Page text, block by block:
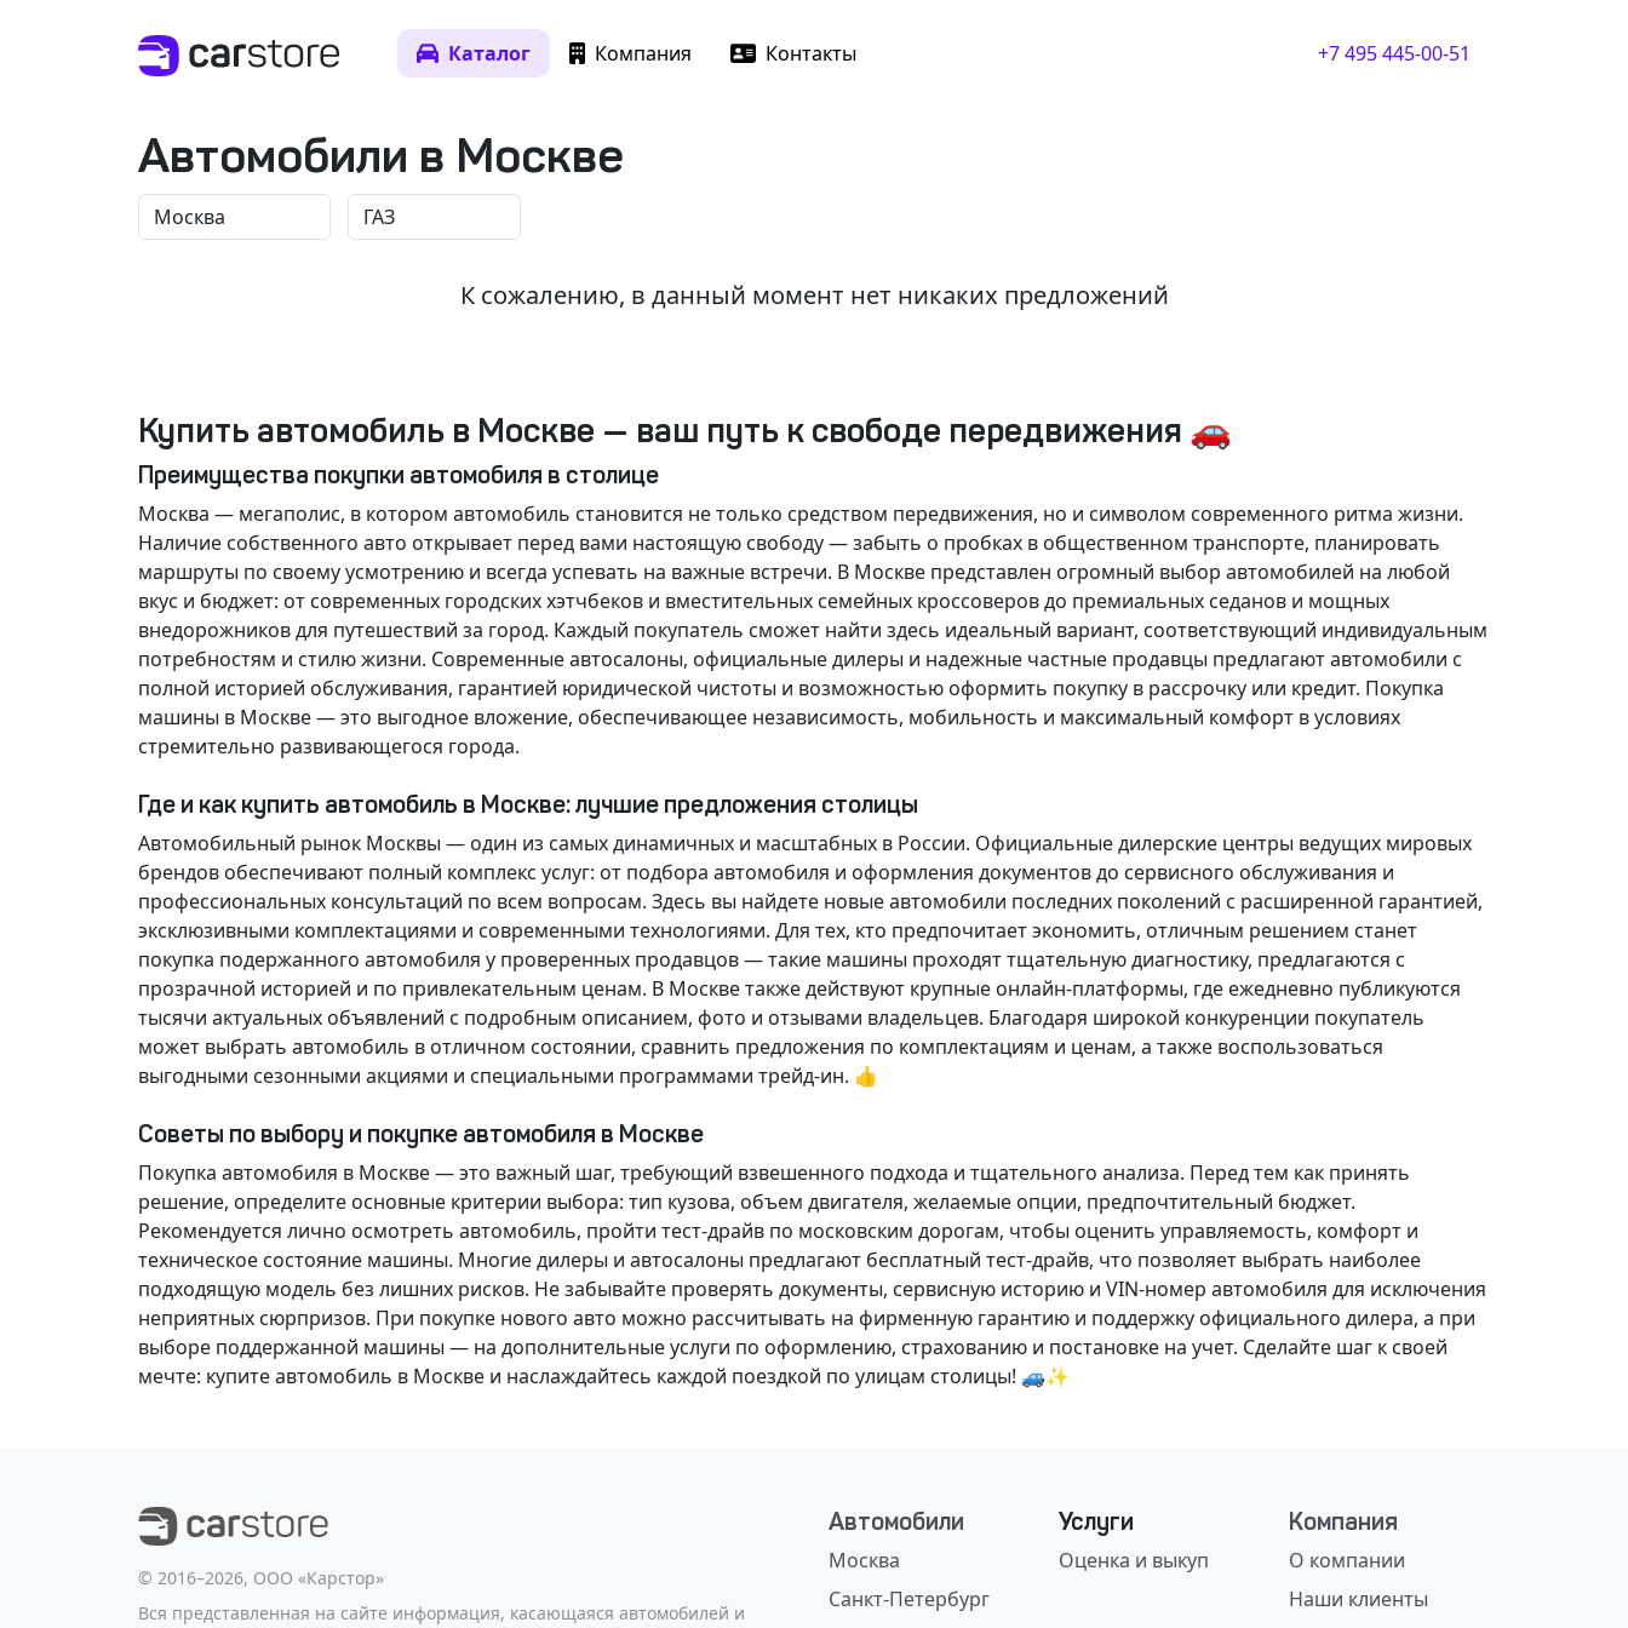
Каталог Компания Контакты +7 495 445-00-51
Автомобили в Москве
К сожалению, в данный момент нет никаких предложений
Купить автомобиль в Москве — ваш путь к свободе передвижения 🚗
Преимущества покупки автомобиля в столице
Москва — мегаполис, в котором автомобиль становится не только средством передвижения, но и символом современного ритма жизни.
Наличие собственного авто открывает перед вами настоящую свободу — забыть о пробках в общественном транспорте, планировать
маршруты по своему усмотрению и всегда успевать на важные встречи. В Москве представлен огромный выбор автомобилей на любой
вкус и бюджет: от современных городских хэтчбеков и вместительных семейных кроссоверов до премиальных седанов и мощных
внедорожников для путешествий за город. Каждый покупатель сможет найти здесь идеальный вариант, соответствующий индивидуальным
потребностям и стилю жизни. Современные автосалоны, официальные дилеры и надежные частные продавцы предлагают автомобили с
полной историей обслуживания, гарантией юридической чистоты и возможностью оформить покупку в рассрочку или кредит. Покупка
машины в Москве — это выгодное вложение, обеспечивающее независимость, мобильность и максимальный комфорт в условиях
стремительно развивающегося города.
Где и как купить автомобиль в Москве: лучшие предложения столицы
Автомобильный рынок Москвы — один из самых динамичных и масштабных в России. Официальные дилерские центры ведущих мировых
брендов обеспечивают полный комплекс услуг: от подбора автомобиля и оформления документов до сервисного обслуживания и
профессиональных консультаций по всем вопросам. Здесь вы найдете новые автомобили последних поколений с расширенной гарантией,
эксклюзивными комплектациями и современными технологиями. Для тех, кто предпочитает экономить, отличным решением станет
покупка подержанного автомобиля у проверенных продавцов — такие машины проходят тщательную диагностику, предлагаются с
прозрачной историей и по привлекательным ценам. В Москве также действуют крупные онлайн-платформы, где ежедневно публикуются
тысячи актуальных объявлений с подробным описанием, фото и отзывами владельцев. Благодаря широкой конкуренции покупатель
может выбрать автомобиль в отличном состоянии, сравнить предложения по комплектациям и ценам, а также воспользоваться
выгодными сезонными акциями и специальными программами трейд-ин. 👍
Советы по выбору и покупке автомобиля в Москве
Покупка автомобиля в Москве — это важный шаг, требующий взвешенного подхода и тщательного анализа. Перед тем как принять
решение, определите основные критерии выбора: тип кузова, объем двигателя, желаемые опции, предпочтительный бюджет.
Рекомендуется лично осмотреть автомобиль, пройти тест-драйв по московским дорогам, чтобы оценить управляемость, комфорт и
техническое состояние машины. Многие дилеры и автосалоны предлагают бесплатный тест-драйв, что позволяет выбрать наиболее
подходящую модель без лишних рисков. Не забывайте проверять документы, сервисную историю и VIN-номер автомобиля для исключения
неприятных сюрпризов. При покупке нового авто можно рассчитывать на фирменную гарантию и поддержку официального дилера, а при
выборе поддержанной машины — на дополнительные услуги по оформлению, страхованию и постановке на учет. Сделайте шаг к своей
мечте: купите автомобиль в Москве и наслаждайтесь каждой поездкой по улицам столицы! 🚙✨
©️ 2016–2026, ООО «Карстор»
Вся представленная на сайте информация, касающаяся автомобилей и
Автомобили
Москва
Санкт-Петербург
Услуги
Оценка и выкуп
Компания
О компании
Наши клиенты